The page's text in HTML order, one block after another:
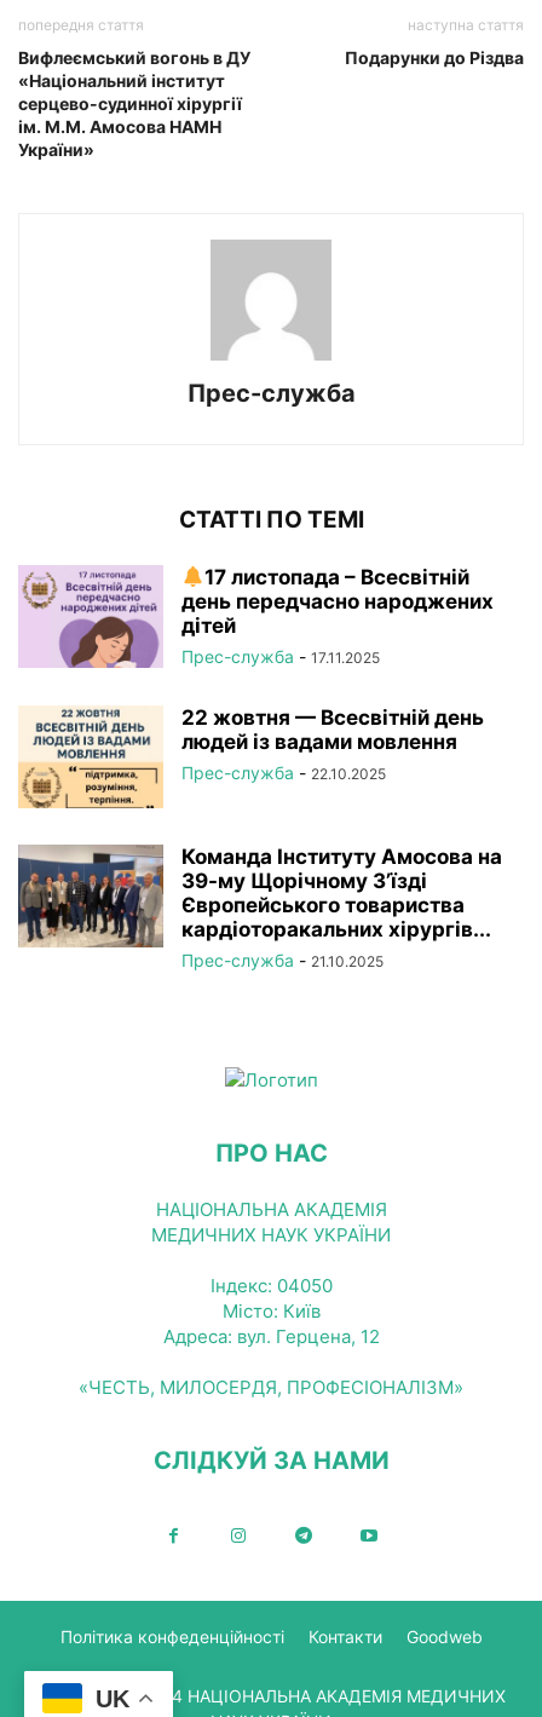
попередня стаття
Вифлеємський вогонь в ДУ
«Національний інститут
серцево-судинної хірургії
ім. М.М. Амосова НАМН
України»
наступна стаття
Подарунки до Різдва
Прес-служба
СТАТТІ ПО ТЕМІ
17 листопада – Всесвітній
день передчасно народжених
дітей
Прес-служба - 17.11.2025
22 жовтня — Всесвітній день
людей із вадами мовлення
Прес-служба - 22.10.2025
Команда Інституту Амосова на
39-му Щорічному З’їзді
Європейського товариства
кардіоторакальних хірургів...
Прес-служба - 21.10.2025
ПРО НАС
НАЦІОНАЛЬНА АКАДЕМІЯ
МЕДИЧНИХ НАУК УКРАЇНИ
Індекс: 04050
Місто: Київ
Адреса: вул. Герцена, 12
«ЧЕСТЬ, МИЛОСЕРДЯ, ПРОФЕСІОНАЛІЗМ»
СЛІДКУЙ ЗА НАМИ
Політика конфеденційності Контакти Goodweb
© Copyright 2024 НАЦІОНАЛЬНА АКАДЕМІЯ МЕДИЧНИХ
UK